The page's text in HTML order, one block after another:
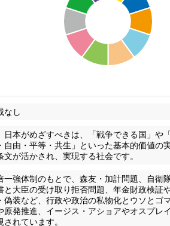
なし
日本がめざすべきは、「戦争できる国」や
自由・平等・共生」といった基本的価値の
文が活かされ、実現する社会です。
一強体制のもとで、森友・加計問題、自衛
と大臣の受け取り拒否問題、年金財政検証
偽装など、行政や政治の私物化とウソとゴ
原発推進、イージス・アショアやオスプレ
されています。